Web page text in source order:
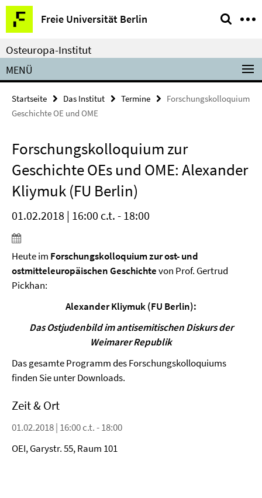
Springe
direkt
zu
Inhalt
Freie Universität Berlin
Service-
Navigation
Osteuropa-Institut
MENÜ
Startseite Das Institut Termine
Forschungskolloquium
Geschichte OE und OME
Forschungskolloquium zur
Geschichte OEs und OME: Alexander
Kliymuk (FU Berlin)
01.02.2018 | 16:00 c.t. - 18:00
Heute im Forschungskolloquium zur ost- und
ostmitteleuropäischen Geschichtevon Prof. Gertrud
Pickhan:
Alexander Kliymuk (FU Berlin):
Das Ostjudenbild im antisemitischen Diskurs der
Weimarer Republik
Das gesamte Programm des Forschungskolloquiums
finden Sie unter Downloads.
Zeit & Ort
01.02.2018 | 16:00 c.t. - 18:00
OEI, Garystr. 55, Raum 101